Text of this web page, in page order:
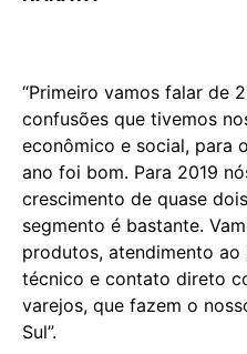
“Primeiro vamos falar de
confusões que tivemos
econômico e social, para
ano foi bom. Para 2019
crescimento de quase
segmento é bastante.
produtos, atendimento
técnico e contato direto
varejos, que fazem o
Sul”.